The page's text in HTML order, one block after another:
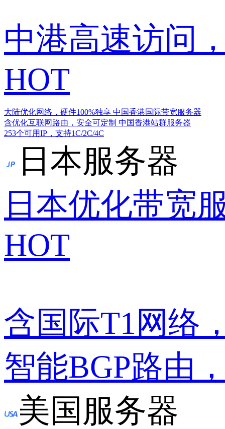
中港高速访问
HOT
大陆优化网络，硬件100%独享 中国香港国际带宽服务器
含优化互联网路由，安全可定制 中国香港站群服务器
253个可用IP，支持1C/2C/4C
日本服务器
日本优化带宽
HOT
含国际T1网络
智能BGP路由
美国服务器